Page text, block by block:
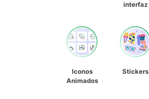
interfaz
Iconos
Animados
Stickers